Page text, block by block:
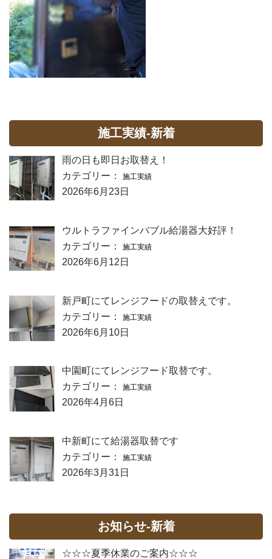
施工実績-新着
雨の日も即日お取替え！
カテゴリー：
施工実績
2026年6月23日
ウルトラファインバブル給湯器大好評！
カテゴリー：
施工実績
2026年6月12日
新戸町にてレンジフードの取替えです。
カテゴリー：
施工実績
2026年6月10日
中園町にてレンジフード取替です。
カテゴリー：
施工実績
2026年4月6日
中新町にて給湯器取替です
カテゴリー：
施工実績
2026年3月31日
お知らせ-新着
☆☆☆夏季休業のご案内☆☆☆